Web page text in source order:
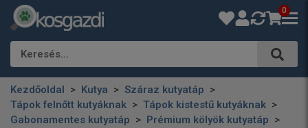
0
Keresés…
Kezdőoldal Kutya
Száraz kutyatáp
Tápok felnőtt kutyáknak
Tápok kistestű kutyáknak
Gabonamentes kutyatáp
Prémium kölyök kutyatáp